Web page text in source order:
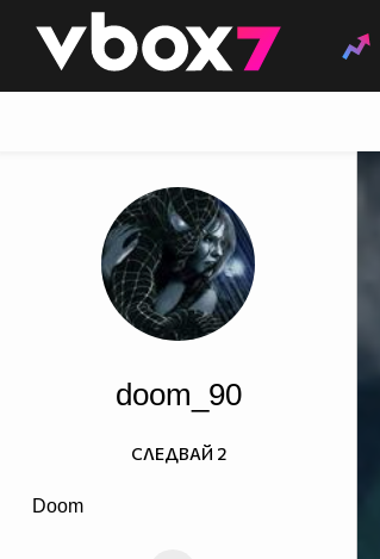
👾
doom_90
Doom
СЛЕДВАЙ 2